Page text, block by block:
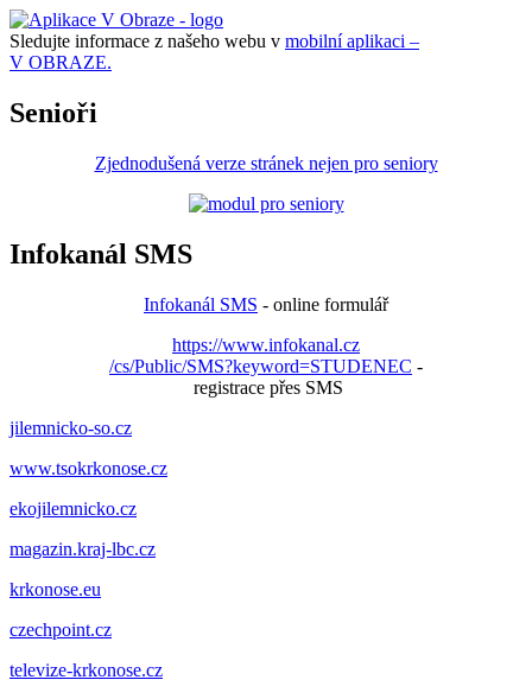
Sledujte informace z našeho webu v mobilní aplikaci –
V OBRAZE.
Senioři
Zjednodušená verze stránek nejen pro seniory
Infokanál SMS
Infokanál SMS - online formulář
https://www.infokanal.cz
/cs/Public/SMS?keyword=STUDENEC -
registrace přes SMS
jilemnicko-so.cz
www.tsokrkonose.cz
ekojilemnicko.cz
magazin.kraj-lbc.cz
krkonose.eu
czechpoint.cz
televize-krkonose.cz